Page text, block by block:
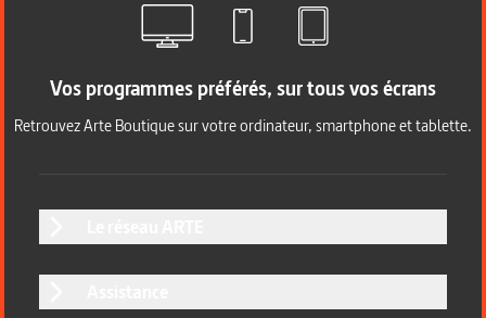
Vos programmes préférés, sur tous vos écrans
Retrouvez Arte Boutique sur votre ordinateur, smartphone et tablette.